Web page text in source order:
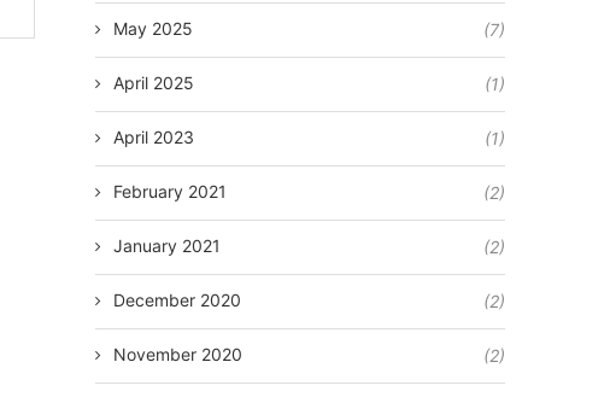
May 2025 (7)
April 2025 (1)
April 2023 (1)
February 2021 (2)
January 2021 (2)
December 2020 (2)
November 2020 (2)